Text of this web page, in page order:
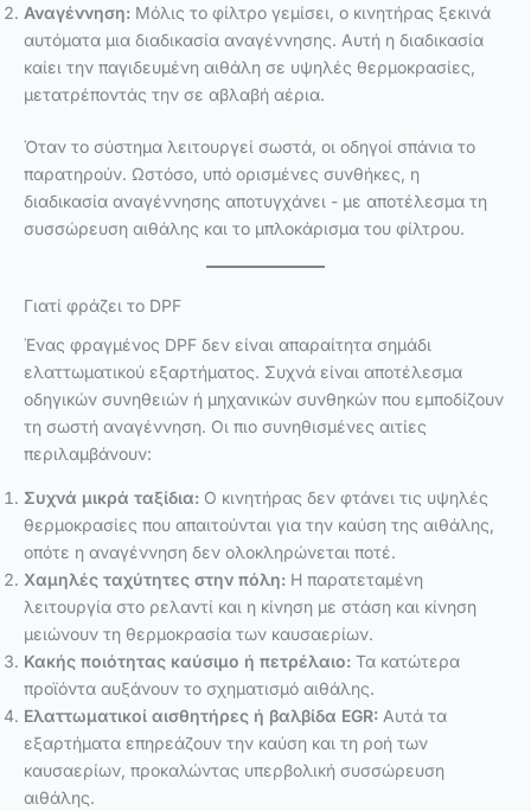
Αναγέννηση: Μόλις το φίλτρο γεμίσει, ο κινητήρας ξεκινά
αυτόματα μια διαδικασία αναγέννησης. Αυτή η διαδικασία
καίει την παγιδευμένη αιθάλη σε υψηλές θερμοκρασίες,
μετατρέποντάς την σε αβλαβή αέρια.
Όταν το σύστημα λειτουργεί σωστά, οι οδηγοί σπάνια το
παρατηρούν. Ωστόσο, υπό ορισμένες συνθήκες, η
διαδικασία αναγέννησης αποτυγχάνει - με αποτέλεσμα τη
συσσώρευση αιθάλης και το μπλοκάρισμα του φίλτρου.
Γιατί φράζει το DPF
Ένας φραγμένος DPF δεν είναι απαραίτητα σημάδι
ελαττωματικού εξαρτήματος. Συχνά είναι αποτέλεσμα
οδηγικών συνηθειών ή μηχανικών συνθηκών που εμποδίζουν
τη σωστή αναγέννηση. Οι πιο συνηθισμένες αιτίες
περιλαμβάνουν:
Συχνά μικρά ταξίδια: Ο κινητήρας δεν φτάνει τις υψηλές
θερμοκρασίες που απαιτούνται για την καύση της αιθάλης,
οπότε η αναγέννηση δεν ολοκληρώνεται ποτέ.
Χαμηλές ταχύτητες στην πόλη: Η παρατεταμένη
λειτουργία στο ρελαντί και η κίνηση με στάση και κίνηση
μειώνουν τη θερμοκρασία των καυσαερίων.
Κακής ποιότητας καύσιμο ή πετρέλαιο: Τα κατώτερα
προϊόντα αυξάνουν το σχηματισμό αιθάλης.
Ελαττωματικοί αισθητήρες ή βαλβίδα EGR: Αυτά τα
εξαρτήματα επηρεάζουν την καύση και τη ροή των
καυσαερίων, προκαλώντας υπερβολική συσσώρευση
αιθάλης.